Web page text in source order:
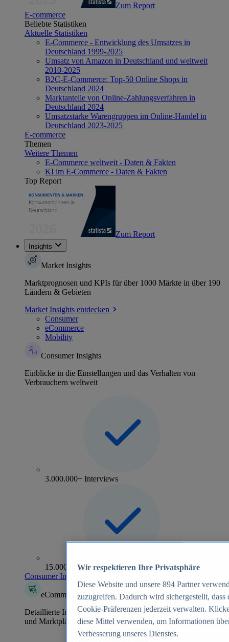
Zum Report
E-commerce
Beliebte Statistiken
Aktuelle Statistiken
E-Commerce - Entwicklung des Umsatzes in
Deutschland 1999-2025
Umsatz von Amazon in Deutschland und weltweit
2010-2025
B2C-E-Commerce: Top-50 Online Shops in
Deutschland 2024
Marktanteile von Online-Zahlungsverfahren in
Deutschland 2024
Umsatzstarke Warengruppen im Online-Handel in
Deutschland 2023-2025
E-commerce
Themen
Weitere Themen
E-Commerce weltweit - Daten & Fakten
KI im E-Commerce - Daten & Fakten
Top Report
Zum Report
Insights
Market Insights
Marktprognosen und KPIs für über 1000 Märkte in über 190
Ländern & Gebieten
Market Insights entdecken
Consumer
eCommerce
Mobility
Consumer Insights
Einblicke in die Einstellungen und das Verhalten von
Verbrauchern weltweit
3.000.000+ Interviews
15.000+ Marken
Consumer Insights entdecken
eCommerce Insights
Detaillierte Informationen zu mehr als 39.000 Online-Shops
und Marktplätzen
Wir respektieren Ihre Privatsphäre
Diese Website und unsere 894 Partner
zuzugreifen. Dadurch wird sichergestellt,
Cookie-Präferenzen jederzeit verwalten.
diese Mittel verwenden, um Informationen
Verbesserung unseres Dienstes.